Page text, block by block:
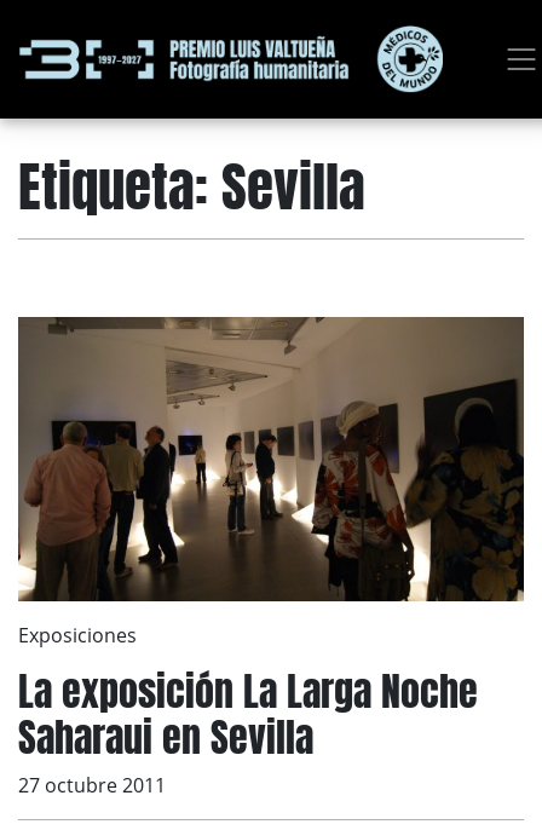
Etiqueta:Sevilla
Exposiciones
La exposición La Larga Noche
Saharaui en Sevilla
27 octubre 2011